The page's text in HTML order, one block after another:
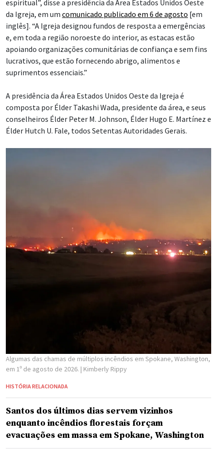
espiritual”, disse a presidência da Área Estados Unidos Oeste
da Igreja, em um comunicado publicado em 6 de agosto [em
inglês]. “A Igreja designou fundos de resposta a emergências
e, em toda a região noroeste do interior, as estacas estão
apoiando organizações comunitárias de confiança e sem fins
lucrativos, que estão fornecendo abrigo, alimentos e
suprimentos essenciais.”
A presidência da Área Estados Unidos Oeste da Igreja é
composta por Élder Takashi Wada, presidente da área, e seus
conselheiros Élder Peter M. Johnson, Élder Hugo E. Martínez e
Élder Hutch U. Fale, todos Setentas Autoridades Gerais.
Algumas das chamas de múltiplos incêndios em Spokane, Washington,
em 1º de agosto de 2026. | Kimberly Rippy
HISTÓRIA RELACIONADA
Santos dos últimos dias servem vizinhos
enquanto incêndios florestais forçam
evacuações em massa em Spokane, Washington